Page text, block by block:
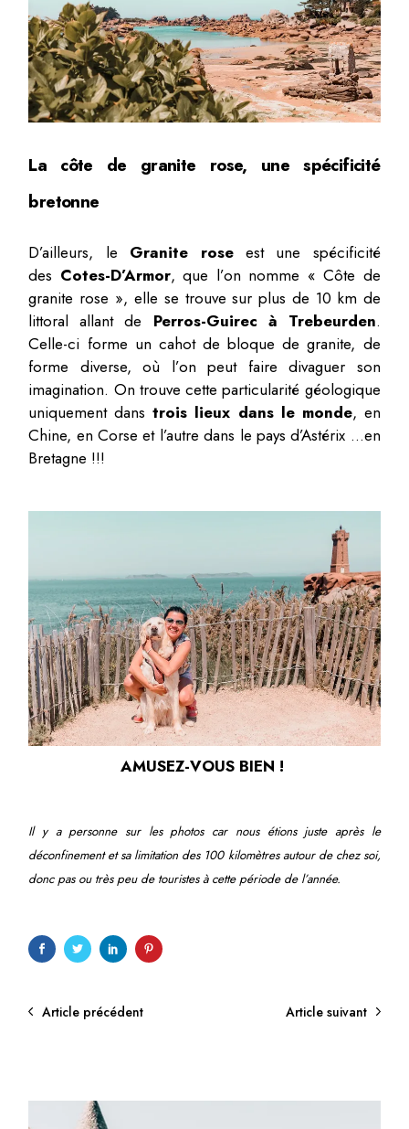
La côte de granite rose, une spécificité
bretonne
D’ailleurs, le Granite roseest une spécificité
des Cotes-D’Armor, que l’on nomme « Côte de
granite rose », elle se trouve sur plus de 10 km de
littoral allant de Perros-Guirec à Trebeurden.
Celle-ci forme un cahot de bloque de granite, de
forme diverse, où l’on peut faire divaguer son
imagination. On trouve cette particularité géologique
uniquement danstrois lieux dans le monde, en
Chine, en Corse et l’autre dans le pays d’Astérix …en
Bretagne !!!
AMUSEZ-VOUS BIEN !
Il y a personne sur les photos car nous étions juste après le
déconfinement et sa limitation des 100 kilomètres autour de chez soi,
donc pas ou très peu de touristes à cette période de l’année.
Article précédent Article suivant